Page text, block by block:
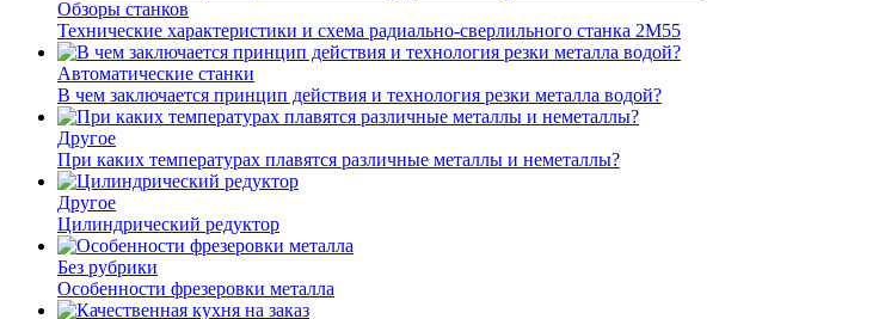
Обзоры станков
Технические характеристики и схема радиально-сверлильного станка 2М55
Автоматические станки
В чем заключается принцип действия и технология резки металла водой?
Другое
При каких температурах плавятся различные металлы и неметаллы?
Другое
Цилиндрический редуктор
Без рубрики
Особенности фрезеровки металла